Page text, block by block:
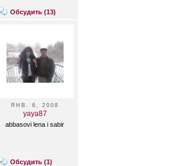
Обсудить (13)
ЯНВ. 6, 2008
yaya87
abbasovi lena i sabir
Обсудить (1)